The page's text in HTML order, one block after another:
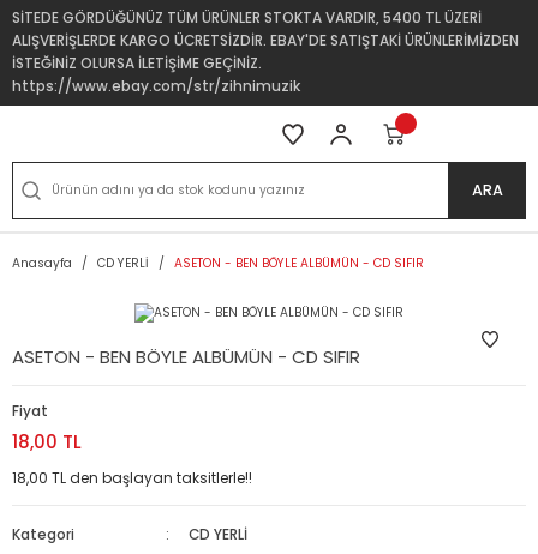
SİTEDE GÖRDÜĞÜNÜZ TÜM ÜRÜNLER STOKTA VARDIR, 5400 TL ÜZERİ
ALIŞVERİŞLERDE KARGO ÜCRETSİZDİR. EBAY'DE SATIŞTAKİ ÜRÜNLERİMİZDEN
İSTEĞİNİZ OLURSA İLETİŞİME GEÇİNİZ.
https://www.ebay.com/str/zihnimuzik
ARA
Anasayfa CD YERLİ ASETON - BEN BÖYLE ALBÜMÜN - CD SIFIR
ASETON - BEN BÖYLE ALBÜMÜN - CD SIFIR
Fiyat
18,00 TL
18,00 TL den başlayan taksitlerle!!
Kategori
CD YERLİ